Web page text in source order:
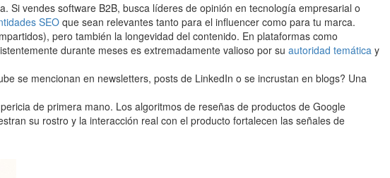
Si vendes software B2B, busca líderes de opinión en tecnología empresarial o
SEO que sean relevantes tanto para el influencer como para tu marca.
pero también la longevidad del contenido. En plataformas como
durante meses es extremadamente valioso por su autoridad temática y
se mencionan en newsletters, posts de LinkedIn o se incrustan en blogs? Una
de primera mano. Los algoritmos de reseñas de productos de Google
su rostro y la interacción real con el producto fortalecen las señales de